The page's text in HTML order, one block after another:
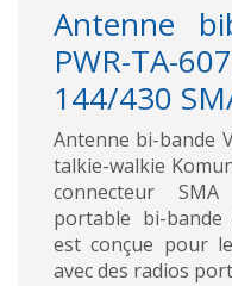
Antenne
PWR-TA-
144/430
Antenne bi-bande
talkie-walkie
connecteur
portable bi-bande
est conçue pour
avec des radios